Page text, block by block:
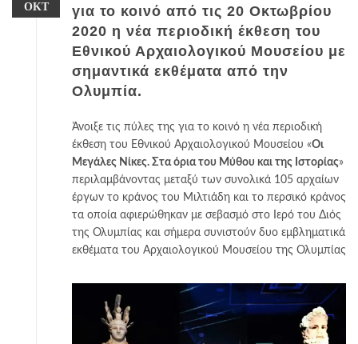
ΟΚΤ
για το κοινό από τις 20 Οκτωβρίου
2020 η νέα περιοδική έκθεση του
Εθνικού Αρχαιολογικού Μουσείου με
σημαντικά εκθέματα από την
Ολυμπία.
Άνοιξε τις πύλες της για το κοινό η νέα περιοδική
έκθεση του Εθνικού Αρχαιολογικού Μουσείου «Οι
Μεγάλες Νίκες. Στα όρια του Μύθου και της Ιστορίας»
περιλαμβάνοντας μεταξύ των συνολικά 105 αρχαίων
έργων το κράνος του Μιλτιάδη και το περσικό κράνος
τα οποία αφιερώθηκαν με σεβασμό στο Ιερό του Διός
της Ολυμπίας και σήμερα συνιστούν δυο εμβληματικά
εκθέματα του Αρχαιολογικού Μουσείου της Ολυμπίας